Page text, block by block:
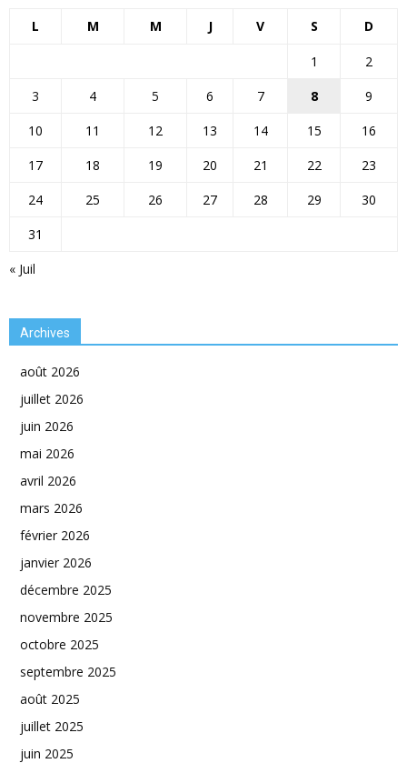
L M M J V S D
« Juil
1
2
3
4 5 6 7 8
9
10
11 12 13 14 15
16
17
18 19 20 21 22
23
24
25 26 27 28 29
30
31
Archives
août 2026
juillet 2026
juin 2026
mai 2026
avril 2026
mars 2026
février 2026
janvier 2026
décembre 2025
novembre 2025
octobre 2025
septembre 2025
août 2025
juillet 2025
juin 2025